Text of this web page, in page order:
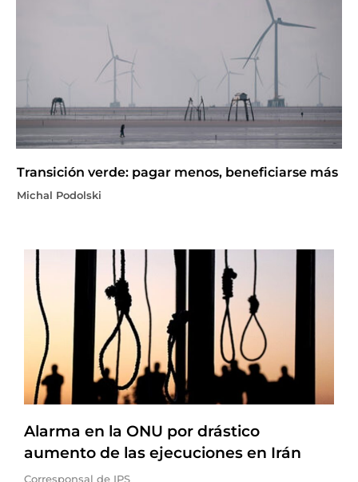
Transición verde: pagar menos, beneficiarse más
Michal Podolski
Alarma en la ONU por drástico
aumento de las ejecuciones en Irán
Corresponsal de IPS